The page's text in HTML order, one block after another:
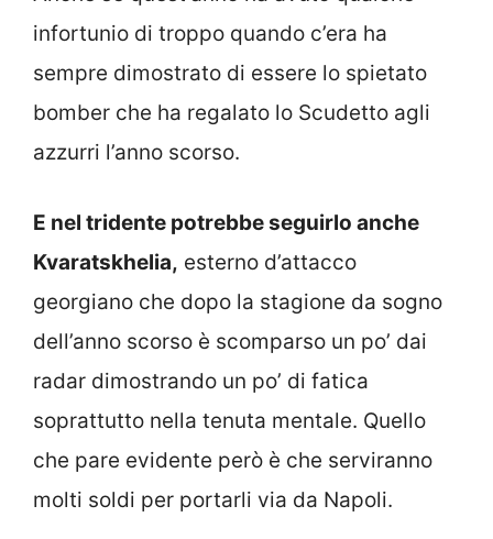
infortunio di troppo quando c’era ha
sempre dimostrato di essere lo spietato
bomber che ha regalato lo Scudetto agli
azzurri l’anno scorso.
E nel tridente potrebbe seguirlo anche
Kvaratskhelia, esterno d’attacco
georgiano che dopo la stagione da sogno
dell’anno scorso è scomparso un po’ dai
radar dimostrando un po’ di fatica
soprattutto nella tenuta mentale. Quello
che pare evidente però è che serviranno
molti soldi per portarli via da Napoli.